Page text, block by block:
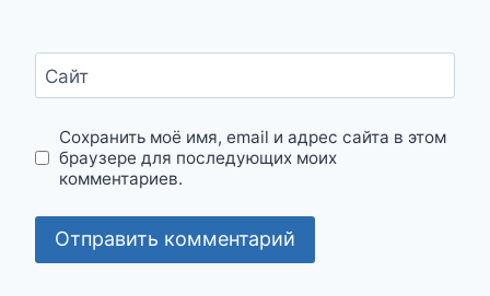
Сайт
Сохранить моё имя, email и адрес сайта в этом
браузере для последующих моих
комментариев.